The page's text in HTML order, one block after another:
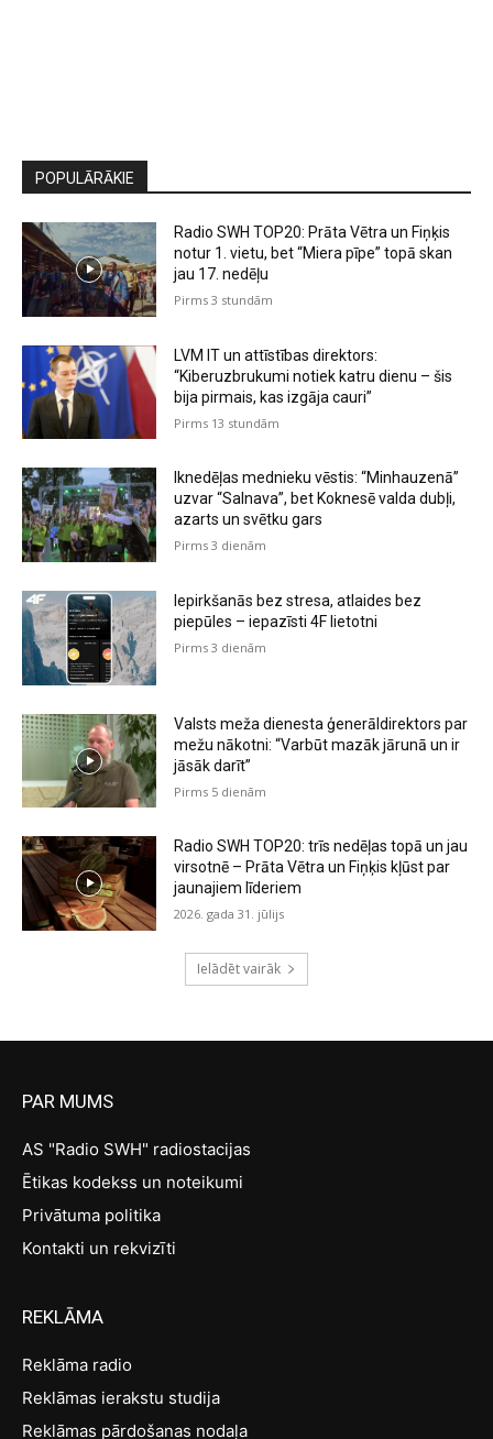
POPULĀRĀKIE
Radio SWH TOP20: Prāta Vētra un Fiņķis
notur 1. vietu, bet “Miera pīpe” topā skan
jau 17. nedēļu
Pirms 3 stundām
LVM IT un attīstības direktors:
“Kiberuzbrukumi notiek katru dienu – šis
bija pirmais, kas izgāja cauri”
Pirms 13 stundām
Iknedēļas mednieku vēstis: “Minhauzenā”
uzvar “Salnava”, bet Koknesē valda dubļi,
azarts un svētku gars
Pirms 3 dienām
Iepirkšanās bez stresa, atlaides bez
piepūles – iepazīsti 4F lietotni
Pirms 3 dienām
Valsts meža dienesta ģenerāldirektors par
mežu nākotni: “Varbūt mazāk jārunā un ir
jāsāk darīt”
Pirms 5 dienām
Radio SWH TOP20: trīs nedēļas topā un jau
virsotnē – Prāta Vētra un Fiņķis kļūst par
jaunajiem līderiem
2026. gada 31. jūlijs
Ielādēt vairāk
PAR MUMS
AS "Radio SWH" radiostacijas
Ētikas kodekss un noteikumi
Privātuma politika
Kontakti un rekvizīti
REKLĀMA
Reklāma radio
Reklāmas ierakstu studija
Reklāmas pārdošanas nodaļa